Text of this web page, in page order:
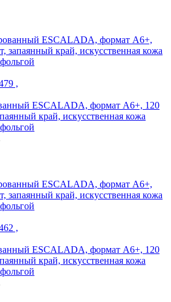
,
ESCALADA, формат А6+, 120
край, искусственная кожа
,
ESCALADA, формат А6+, 120
край, искусственная кожа